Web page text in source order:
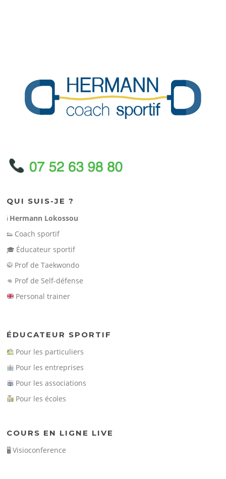
QUI SUIS-JE ?
ℹ️ Hermann Lokossou
👟 Coach sportif
🎓 Éducateur sportif
🥋 Prof de Taekwondo
👊 Prof de Self-défense
Personal trainer
ÉDUCATEUR SPORTIF
Pour les particuliers
Pour les entreprises
Pour les associations
Pour les écoles
COURS EN LIGNE LIVE
🖥️Visioconference